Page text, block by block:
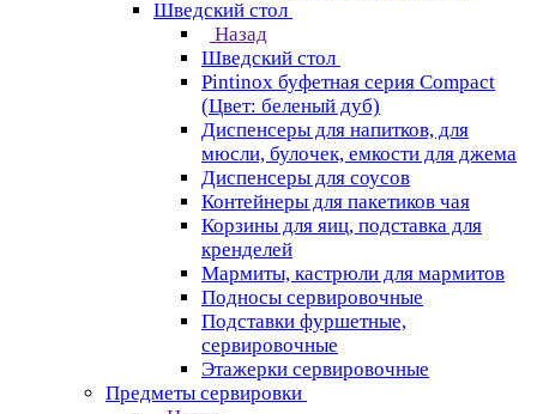
Шведский стол
Назад
Шведский стол
Pintinox буфетная серия Compact
(Цвет: беленый дуб)
Диспенсеры для напитков, для
мюсли, булочек, емкости для джема
Диспенсеры для соусов
Контейнеры для пакетиков чая
Корзины для яиц, подставка для
кренделей
Мармиты, кастрюли для мармитов
Подносы сервировочные
Подставки фуршетные,
сервировочные
Этажерки сервировочные
Предметы сервировки